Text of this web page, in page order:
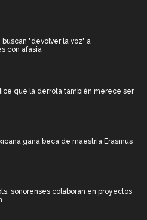
"devolver la voz" a
con afasia
que la derrota también merece ser
gana beca de maestría Erasmus
sonorenses colaboran en proyectos